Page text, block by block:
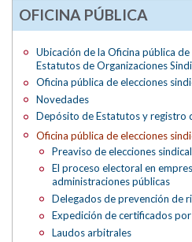
OFICINA PÚBLICA
Ubicación de la Oficina pública
Estatutos de Organizaciones
Oficina pública de elecciones
Novedades
Depósito de Estatutos y registro
Oficina pública de elecciones
Preaviso de elecciones
El proceso electoral en
administraciones públicas
Delegados de prevención de
Expedición de certificados
Laudos arbitrales